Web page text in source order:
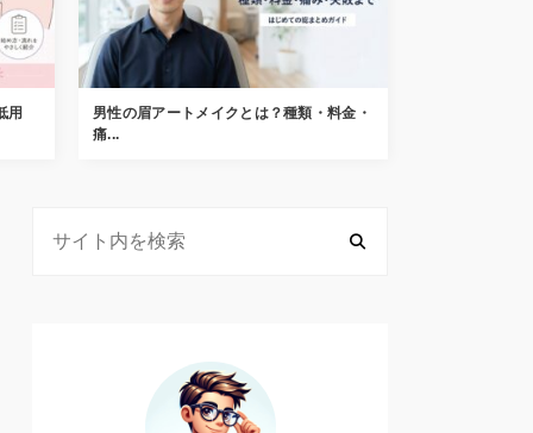
用
男性の眉アートメイクとは？種類・料金・
痛...